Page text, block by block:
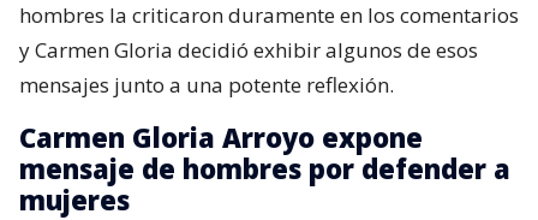
hombres la criticaron duramente en los comentarios
y Carmen Gloria decidió exhibir algunos de esos
mensajes junto a una potente reflexión.
Carmen Gloria Arroyo expone
mensaje de hombres por defender a
mujeres